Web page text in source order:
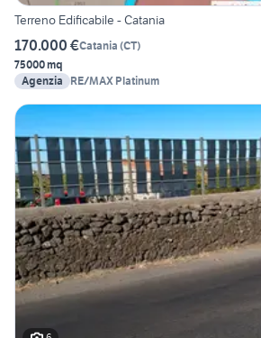
Terreno Edificabile - Catania
170.000 €Catania (CT)
75000 mq
Agenzia
RE/MAX Platinum